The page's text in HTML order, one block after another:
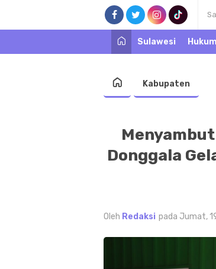
Sulawesi
Kabupaten
Donggala
Oleh Redaksi pada Jumat,